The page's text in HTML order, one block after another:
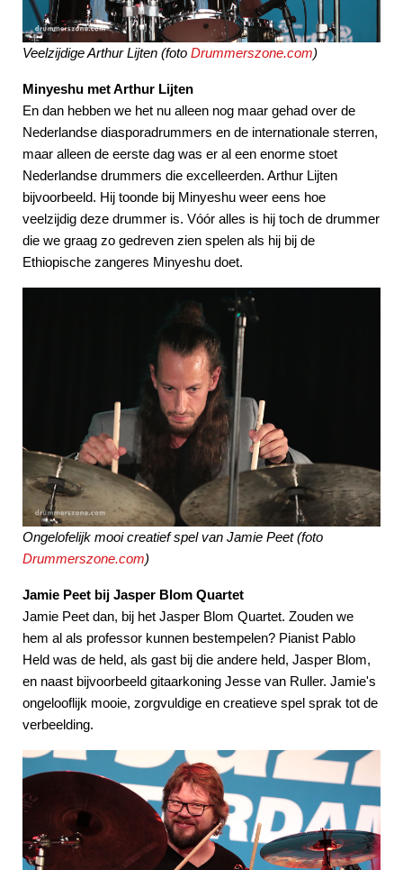
Veelzijdige Arthur Lijten (foto Drummerszone.com)
Minyeshu met Arthur Lijten
En dan hebben we het nu alleen nog maar gehad over de
Nederlandse diasporadrummers en de internationale sterren,
maar alleen de eerste dag was er al een enorme stoet
Nederlandse drummers die excelleerden. Arthur Lijten
bijvoorbeeld. Hij toonde bij Minyeshu weer eens hoe
veelzijdig deze drummer is. Vóór alles is hij toch de drummer
die we graag zo gedreven zien spelen als hij bij de
Ethiopische zangeres Minyeshu doet.
Ongelofelijk mooi creatief spel van Jamie Peet (foto
Drummerszone.com)
Jamie Peet bij Jasper Blom Quartet
Jamie Peet dan, bij het Jasper Blom Quartet. Zouden we
hem al als professor kunnen bestempelen? Pianist Pablo
Held was de held, als gast bij die andere held, Jasper Blom,
en naast bijvoorbeeld gitaarkoning Jesse van Ruller. Jamie's
ongelooflijk mooie, zorgvuldige en creatieve spel sprak tot de
verbeelding.